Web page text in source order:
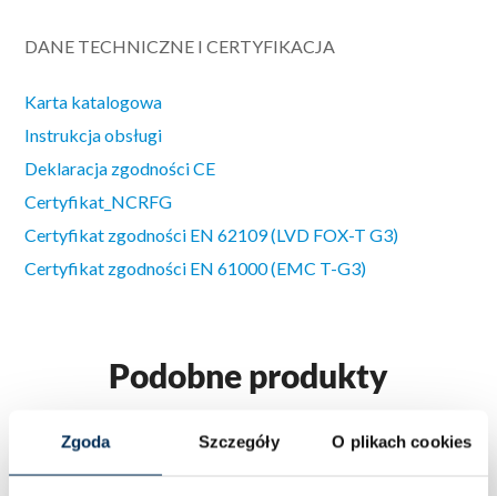
Zgoda Szczegóły O plikach cookies
DANE TECHNICZNE I CERTYFIKACJA
Karta katalogowa
Instrukcja obsługi
Deklaracja zgodności CE
Certyfikat_NCRFG
Certyfikat zgodności EN 62109 (LVD FOX-T G3)
Certyfikat zgodności EN 61000 (EMC T-G3)
Podobne produkty